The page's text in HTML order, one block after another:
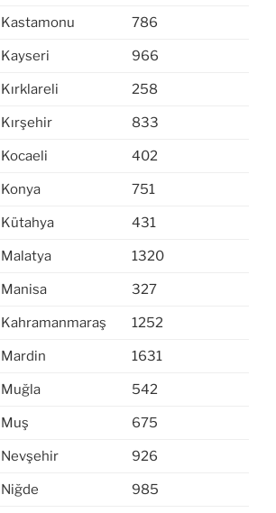
Kastamonu 786
Kayseri 966
Kırklareli 258
Kırşehir 833
Kocaeli 402
Konya 751
Kütahya 431
Malatya 1320
Manisa 327
Kahramanmaraş 1252
Mardin 1631
Muğla 542
Muş 675
Nevşehir 926
Niğde 985